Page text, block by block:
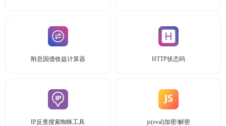
附息国债收益计算器 HTTP状态码
IP反查搜索蜘蛛工具 js(eval)加密/解密